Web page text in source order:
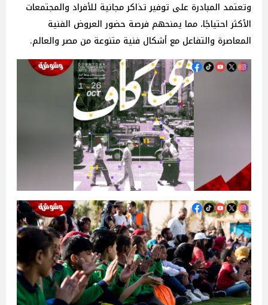
وتعتمد المبادرة على توفير تذاكر مجانية للأفراد والمجتمعات
الأكثر احتياجًا، مما يمنحهم فرصة حضور العروض الفنية
المعاصرة والتفاعل مع أشكال فنية متنوعة من مصر والعالم.